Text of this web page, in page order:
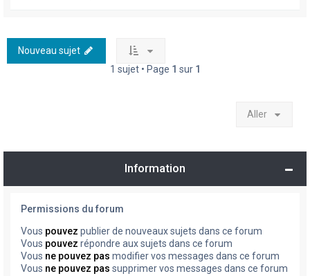
Nouveau sujet
1 sujet • Page 1 sur 1
Aller
Information
Permissions du forum
Vous pouvez publier de nouveaux sujets dans ce forum
Vous pouvez répondre aux sujets dans ce forum
Vous ne pouvez pas modifier vos messages dans ce forum
Vous ne pouvez pas supprimer vos messages dans ce forum